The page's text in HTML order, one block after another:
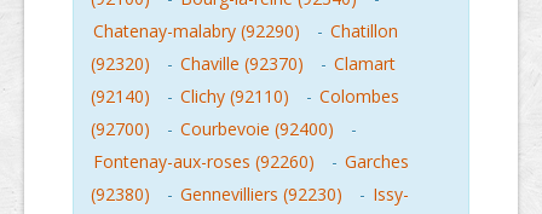
Chatenay-malabry (92290)
- Chatillon
(92320)
- Chaville (92370) - Clamart
(92140)
- Clichy (92110) - Colombes
(92700)
- Courbevoie (92400)
-
Fontenay-aux-roses (92260)
- Garches
(92380)
- Gennevilliers (92230) - Issy-